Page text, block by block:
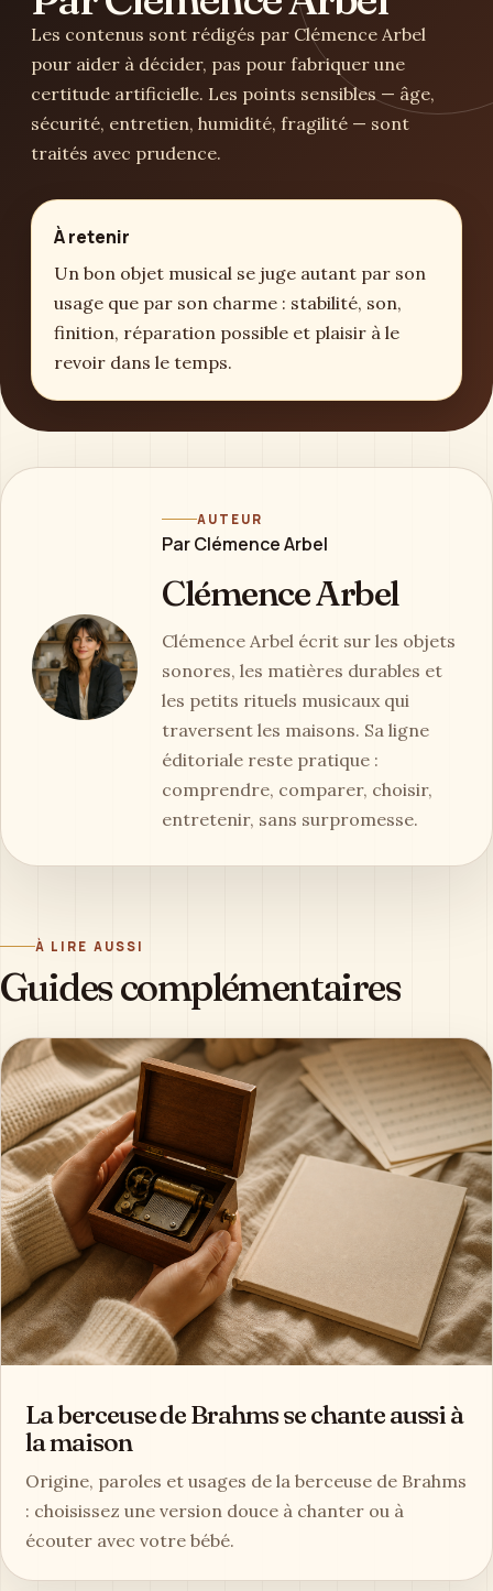
Les contenus sont rédigés par Clémence Arbel
pour aider à décider, pas pour fabriquer une
certitude artificielle. Les points sensibles — âge,
sécurité, entretien, humidité, fragilité — sont
traités avec prudence.
À retenir
Un bon objet musical se juge autant par son
usage que par son charme : stabilité, son,
finition, réparation possible et plaisir à le
revoir dans le temps.
AUTEUR
Par Clémence Arbel
Clémence Arbel
Clémence Arbel écrit sur les objets
sonores, les matières durables et
les petits rituels musicaux qui
traversent les maisons. Sa ligne
éditoriale reste pratique :
comprendre, comparer, choisir,
entretenir, sans surpromesse.
À LIRE AUSSI
Guides complémentaires
La berceuse de Brahms se chante aussi à
la maison
Origine, paroles et usages de la berceuse de Brahms
: choisissez une version douce à chanter ou à
écouter avec votre bébé.